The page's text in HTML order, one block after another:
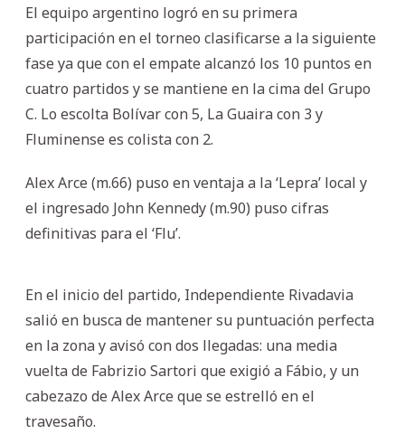
El equipo argentino logró en su primera
participación en el torneo clasificarse a la siguiente
fase ya que con el empate alcanzó los 10 puntos en
cuatro partidos y se mantiene en la cima del Grupo
C. Lo escolta Bolívar con 5, La Guaira con 3 y
Fluminense es colista con 2.
Alex Arce (m.66) puso en ventaja a la ‘Lepra’ local y
el ingresado John Kennedy (m.90) puso cifras
definitivas para el ‘Flu’.
En el inicio del partido, Independiente Rivadavia
salió en busca de mantener su puntuación perfecta
en la zona y avisó con dos llegadas: una media
vuelta de Fabrizio Sartori que exigió a Fábio, y un
cabezazo de Alex Arce que se estrelló en el
travesaño.